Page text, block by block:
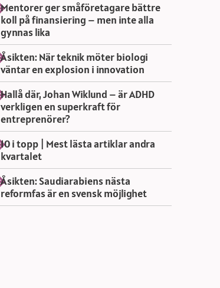
Mentorer ger småföretagare bättre
koll på finansiering – men inte alla
gynnas lika
Åsikten: När teknik möter biologi
väntar en explosion i innovation
Hallå där, Johan Wiklund – är ADHD
verkligen en superkraft för
entreprenörer?
10 i topp | Mest lästa artiklar andra
kvartalet
Åsikten: Saudiarabiens nästa
reformfas är en svensk möjlighet